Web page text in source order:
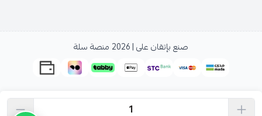
صنع بإتقان على | 2026 منصة سلة